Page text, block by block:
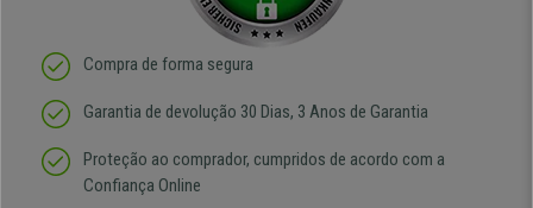
Compra de forma segura
Garantia de devolução 30 Dias, 3 Anos de Garantia
Proteção ao comprador, cumpridos de acordo com a
Confiança Online